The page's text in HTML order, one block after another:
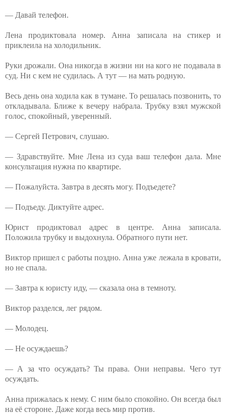
— Давай телефон.
Лена продиктовала номер. Анна записала на стикер и
приклеила на холодильник.
Руки дрожали. Она никогда в жизни ни на кого не подавала в
суд. Ни с кем не судилась. А тут — на мать родную.
Весь день она ходила как в тумане. То решалась позвонить, то
откладывала. Ближе к вечеру набрала. Трубку взял мужской
голос, спокойный, уверенный.
— Сергей Петрович, слушаю.
— Здравствуйте. Мне Лена из суда ваш телефон дала. Мне
консультация нужна по квартире.
— Пожалуйста. Завтра в десять могу. Подъедете?
— Подъеду. Диктуйте адрес.
Юрист продиктовал адрес в центре. Анна записала.
Положила трубку и выдохнула. Обратного пути нет.
Виктор пришел с работы поздно. Анна уже лежала в кровати,
но не спала.
— Завтра к юристу иду, — сказала она в темноту.
Виктор разделся, лег рядом.
— Молодец.
— Не осуждаешь?
— А за что осуждать? Ты права. Они неправы. Чего тут
осуждать.
Анна прижалась к нему. С ним было спокойно. Он всегда был
на её стороне. Даже когда весь мир против.